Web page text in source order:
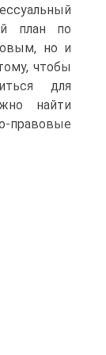
план по
но и
чтобы
для
найти
правовые